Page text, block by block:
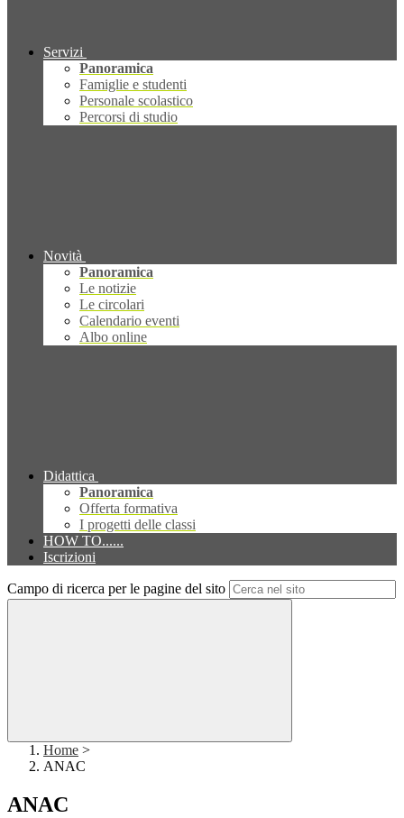
Servizi
Panoramica
Famiglie e studenti
Personale scolastico
Percorsi di studio
Novità
Panoramica
Le notizie
Le circolari
Calendario eventi
Albo online
Didattica
Panoramica
Offerta formativa
I progetti delle classi
HOW TO......
Iscrizioni
Campo di ricerca per le pagine del sito
Home >
ANAC
ANAC